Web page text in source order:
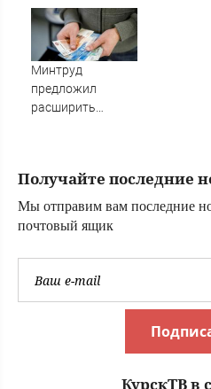
подразделение
в Россию
Минтруд
предложил
расширить
пенсий
Получайте последние
Мы отправим вам последние
почтовый ящик
КурскТВ в